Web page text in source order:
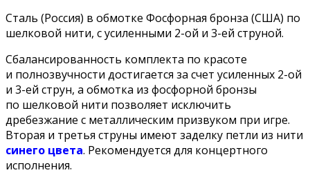
Сталь (Россия) в обмотке Фосфорная бронза (США) по
шелковой нити, с усиленными 2-ой и 3-ей струной.
Сбалансированность комплекта по красоте
и полнозвучности достигается за счет усиленных 2-ой
и 3-ей струн, а обмотка из фосфорной бронзы
по шелковой нити позволяет исключить
дребезжание с металлическим призвуком при игре.
Вторая и третья струны имеют заделку петли из нити
синего цвета. Рекомендуется для концертного
исполнения.